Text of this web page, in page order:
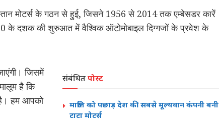
मोटर्स के गठन से हुई, जिसने 1956 से 2014 तक एम्बेसडर कारें
के दशक की शुरुआत में वैश्विक ऑटोमोबाइल दिग्गजों के प्रवेश के
संबंधितपोस्ट
मारुति को पछाड़ देश की सबसे मूल्यवान कंपनी बनी
टाटा मोटर्स
जिसमें
है कि
हम आपको